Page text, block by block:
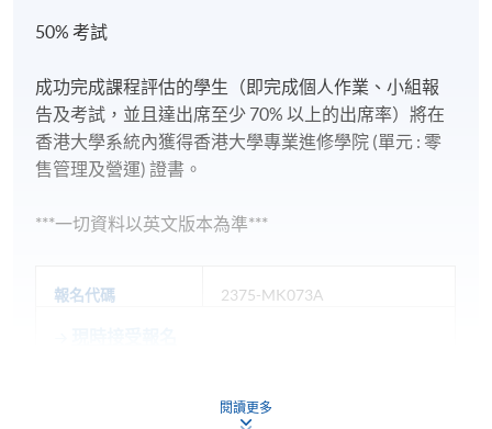
50% 考試
成功完成課程評估的學生（即完成個人作業、小組報
告及考試，並且達出席至少 70% 以上的出席率）將在
香港大學系統內獲得香港大學專業進修學院 (單元 : 零
售管理及營運) 證書。
***一切資料以英文版本為準***
報名代碼 2375-MK073A
閱讀更多